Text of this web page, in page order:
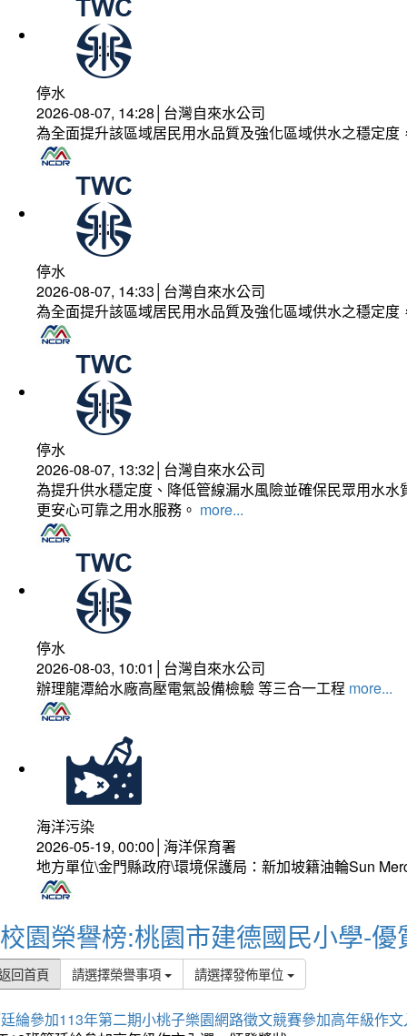
停水
2026-08-07, 14:28│台灣自來水公司
為全面提升該區域居民用水品質及強化區域供水之穩定
停水
2026-08-07, 14:33│台灣自來水公司
為全面提升該區域居民用水品質及強化區域供水之穩定
停水
2026-08-07, 13:32│台灣自來水公司
為提升供水穩定度、降低管線漏水風險並確保民眾用水
更安心可靠之用水服務。 more...
停水
2026-08-03, 10:01│台灣自來水公司
辦理龍潭給水廠高壓電氣設備檢驗 等三合一工程 more...
海洋污染
2026-05-19, 00:00│海洋保育署
地方單位\金門縣政府\環境保護局：新加坡籍油輪Sun
校園榮譽榜:桃園市建德國民小學-優
回首頁 請選擇榮譽事項 請選擇發佈單位
綸參加113年第二期小桃子樂園網路徵文競賽參加高年級作